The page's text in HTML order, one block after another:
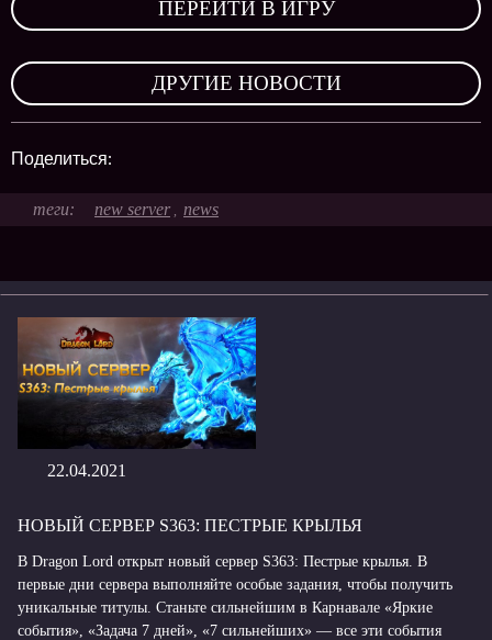
ПЕРЕЙТИ В ИГРУ
ДРУГИЕ НОВОСТИ
Поделиться:
new server , news
22.04.2021
НОВЫЙ СЕРВЕР S363: ПЕСТРЫЕ КРЫЛЬЯ
В Dragon Lord открыт новый сервер S363: Пестрые крылья. В
первые дни сервера выполняйте особые задания, чтобы получить
уникальные титулы. Станьте сильнейшим в Карнавале «Яркие
события», «Задача 7 дней», «7 сильнейших» — все эти события